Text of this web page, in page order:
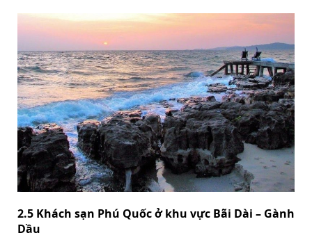
2.5 Khách sạn Phú Quốc ở khu vực Bãi Dài – Gành
Dầu